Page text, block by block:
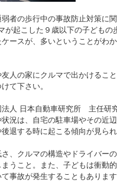
者の歩行中の事故防止対策に
が起こした９歳以下の子どもの
ースが、多いということがわ
人の家にクルマで出かけるこ
て下さい。
人 日本自動車研究所 主任研
況は、自宅の駐車場やその近
退する時に起こる傾向が見ら
、クルマの構造やドライバー
うこと。また、子どもは衝動
事故が発生することもありま